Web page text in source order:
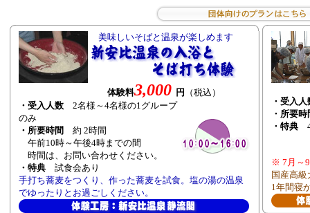
美味しいそばと温泉が楽しめます
体験料3,000 円
（税込）
・受入人数 2名様～4名様の1グループ
のみ
・所要時間
約 2時間
午前10時～午後4時までの間
時間は、お問い合わせください。
・特典 試食会あり
手打ち蕎麦をつくり、作った蕎麦を試食。塩の湯の温泉
でゆったりとお過ごしください。
・受入人
・所要時
・特典
※ 7月～
国産高
1年間寝